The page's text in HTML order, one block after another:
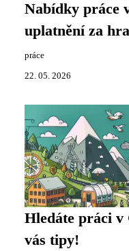
Nabídky práce
uplatnění za
práce
22. 05. 2026
Hledáte práci v
vás tipy!